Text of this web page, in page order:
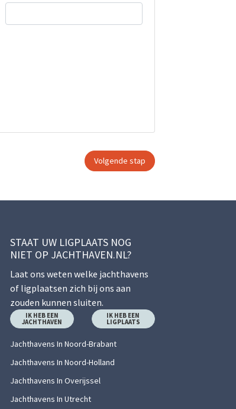
STAAT UW LIGPLAATS NOG
NIET OP JACHTHAVEN.NL?
Laat ons weten welke jachthavens
of ligplaatsen zich bij ons aan
zouden kunnen sluiten.
IK HEB EEN
JACHTHAVEN
IK HEB EEN
LIGPLAATS
Jachthavens In Noord-Brabant
Jachthavens In Noord-Holland
Jachthavens In Overijssel
Jachthavens In Utrecht